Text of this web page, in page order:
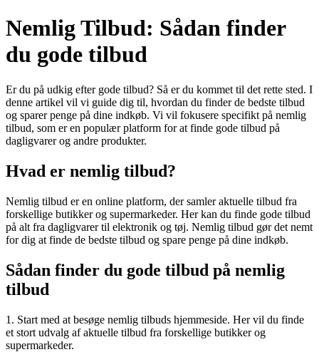
Nemlig Tilbud: Sådan finder
du gode tilbud
Er du på udkig efter gode tilbud? Så er du kommet til det rette sted. I
denne artikel vil vi guide dig til, hvordan du finder de bedste tilbud
og sparer penge på dine indkøb. Vi vil fokusere specifikt på nemlig
tilbud, som er en populær platform for at finde gode tilbud på
dagligvarer og andre produkter.
Hvad er nemlig tilbud?
Nemlig tilbud er en online platform, der samler aktuelle tilbud fra
forskellige butikker og supermarkeder. Her kan du finde gode tilbud
på alt fra dagligvarer til elektronik og tøj. Nemlig tilbud gør det nemt
for dig at finde de bedste tilbud og spare penge på dine indkøb.
Sådan finder du gode tilbud på nemlig
tilbud
1. Start med at besøge nemlig tilbuds hjemmeside. Her vil du finde
et stort udvalg af aktuelle tilbud fra forskellige butikker og
supermarkeder.